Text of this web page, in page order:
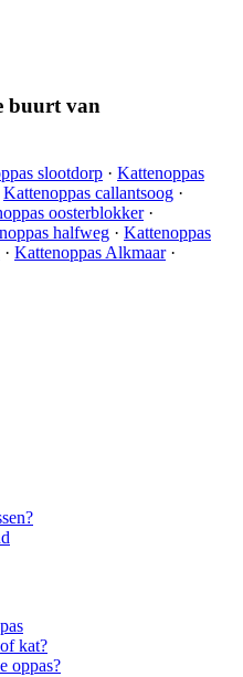
buurt van
slootdorp · Kattenoppas
Kattenoppas callantsoog ·
oosterblokker·
halfweg · Kattenoppas
· Kattenoppas Alkmaar·
kat?
oppas?